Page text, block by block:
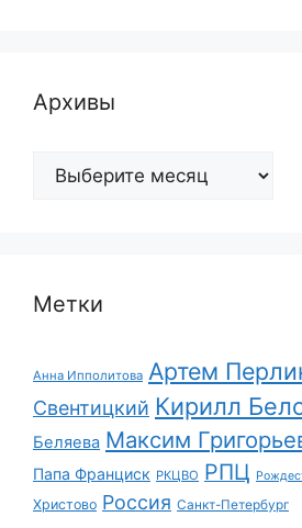
Архивы
Архивы
Метки
Анна Ипполитова Артем
Свентицкий Кирилл
Беляева Максим
Папа Франциск РКЦВО РПЦ
Христово Россия Санкт-Петербург